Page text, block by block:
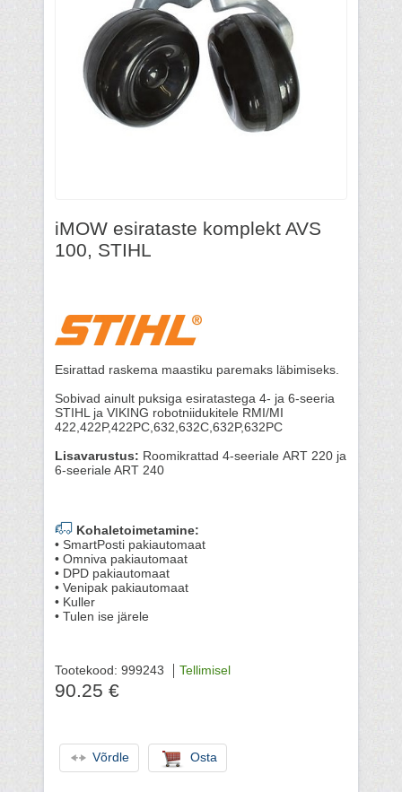
iMOW esirataste komplekt AVS
100, STIHL
Esirattad raskema maastiku paremaks läbimiseks.
Sobivad ainult puksiga esiratastega 4- ja 6-seeria
STIHL ja VIKING robotniidukitele RMI/MI
422,422P,422PC,632,632C,632P,632PC
Lisavarustus: Roomikrattad 4-seeriale ART 220 ja
6-seeriale ART 240
Kohaletoimetamine:
• SmartPosti pakiautomaat
• Omniva pakiautomaat
• DPD pakiautomaat
• Venipak pakiautomaat
• Kuller
• Tulen ise järele
Tootekood: 999243 Tellimisel
90.25 €
Võrdle Osta